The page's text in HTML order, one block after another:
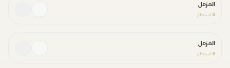
المزمل
0 استماع
المزمل
0 استماع